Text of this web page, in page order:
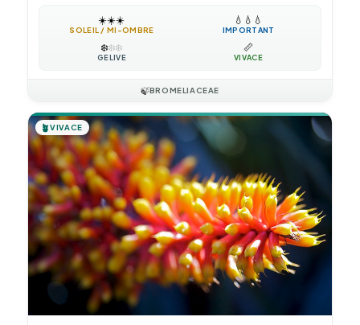
☀️☀️☀️
SOLEIL / MI-OMBRE
💧 💧 💧
IMPORTANT
❄️❄️❄️
GÉLIVE
📏
VIVACE
🍃BROMELIACEAE
🪴VIVACE